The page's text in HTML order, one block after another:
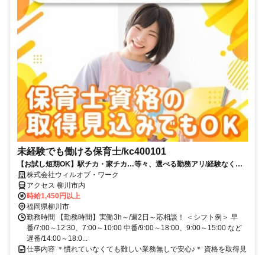
未経験でも働ける保育士/kc400101
【お試し短期OK】駅チカ・家チカ…等々、選べる勤務アリ/経験なくて
も高時給でスタート可能！
株式会社ウィルオブ・ワーク
アクセス 柳川市内
時給1,450円以上
福岡県柳川市
勤務時間 【勤務時間】実働3h～/週2日～応相談！ ＜シフト例＞ 早
番/7:00～12:30、7:00～10:00 中番/9:00～18:00、9:00～15:00 など
遅番/14:00～18:0...
仕事内容 ＊慣れていなくても難しい業務無しで安心♪＊ 資格を取得見